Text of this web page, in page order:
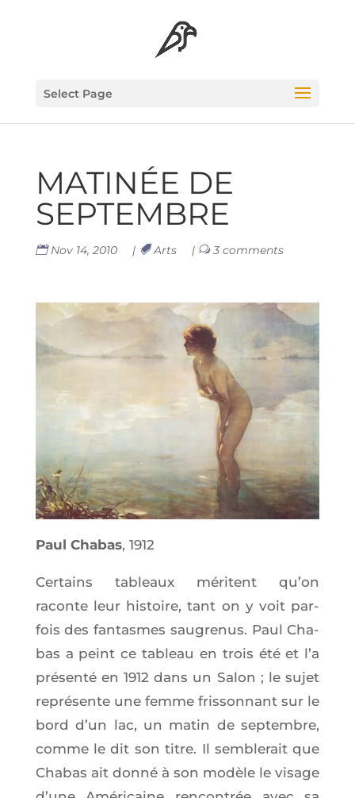
Select Page
MATI­NÉE DE
SEPTEMBRE
Nov 14, 2010 | Arts | 3 comments
Paul Cha­bas, 1912
Cer­tains tableaux méritent qu’on
raconte leur his­toire, tant on y voit par­
fois des fan­tasmes sau­gre­nus. Paul Cha­
bas a peint ce tableau en trois été et l’a
pré­sen­té en 1912 dans un Salon ; le sujet
repré­sente une femme fris­son­nant sur le
bord d’un lac, un matin de sep­tembre,
comme le dit son titre. Il sem­ble­rait que
Cha­bas ait don­né à son modèle le visage